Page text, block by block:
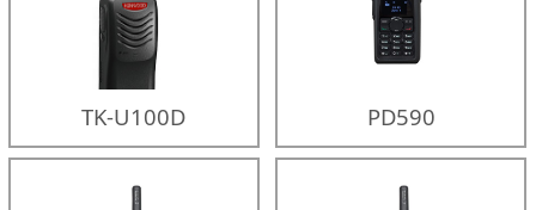
TK-U100D PD590